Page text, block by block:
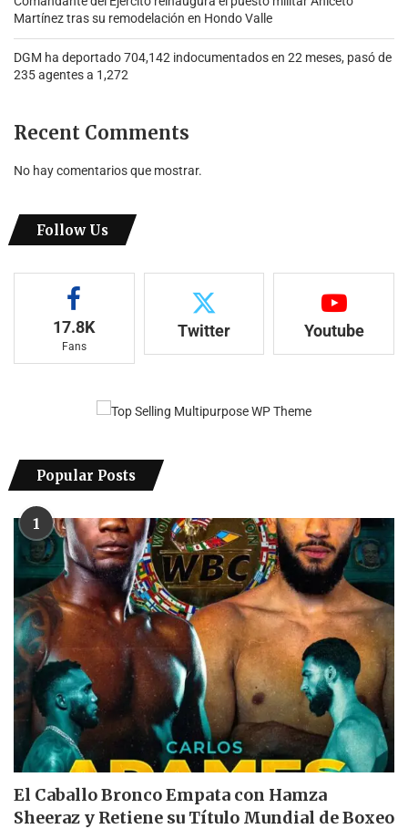
Martínez tras su remodelación en Hondo Valle
DGM ha deportado 704,142 indocumentados en 22 meses, pasó de
235 agentes a 1,272
Recent Comments
No hay comentarios que mostrar.
Follow Us
17.8K
Fans
Twitter Youtube
Popular Posts
1
El Caballo Bronco Empata con Hamza
Sheeraz y Retiene su Título Mundial de Boxeo